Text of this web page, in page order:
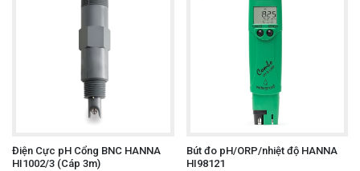
Điện Cực pH Cổng BNC HANNA
HI1002/3 (Cáp 3m)
Bút đo pH/ORP/nhiệt độ HANNA
HI98121